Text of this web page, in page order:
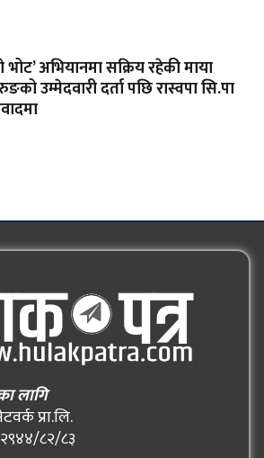
भोट’ अभियानमा सक्रिय रहेकी माया
उम्मेदवारी दर्ता पछि रास्वपा सि.पा
लागि
प्रा.लि.
८२/८३